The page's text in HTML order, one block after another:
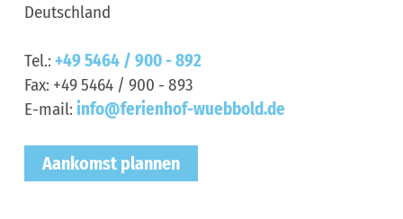
Deutschland
Tel.: +49 5464 / 900 - 892
Fax: +49 5464 / 900 - 893
E-mail: info@ferienhof-wuebbold.de
Aankomst plannen